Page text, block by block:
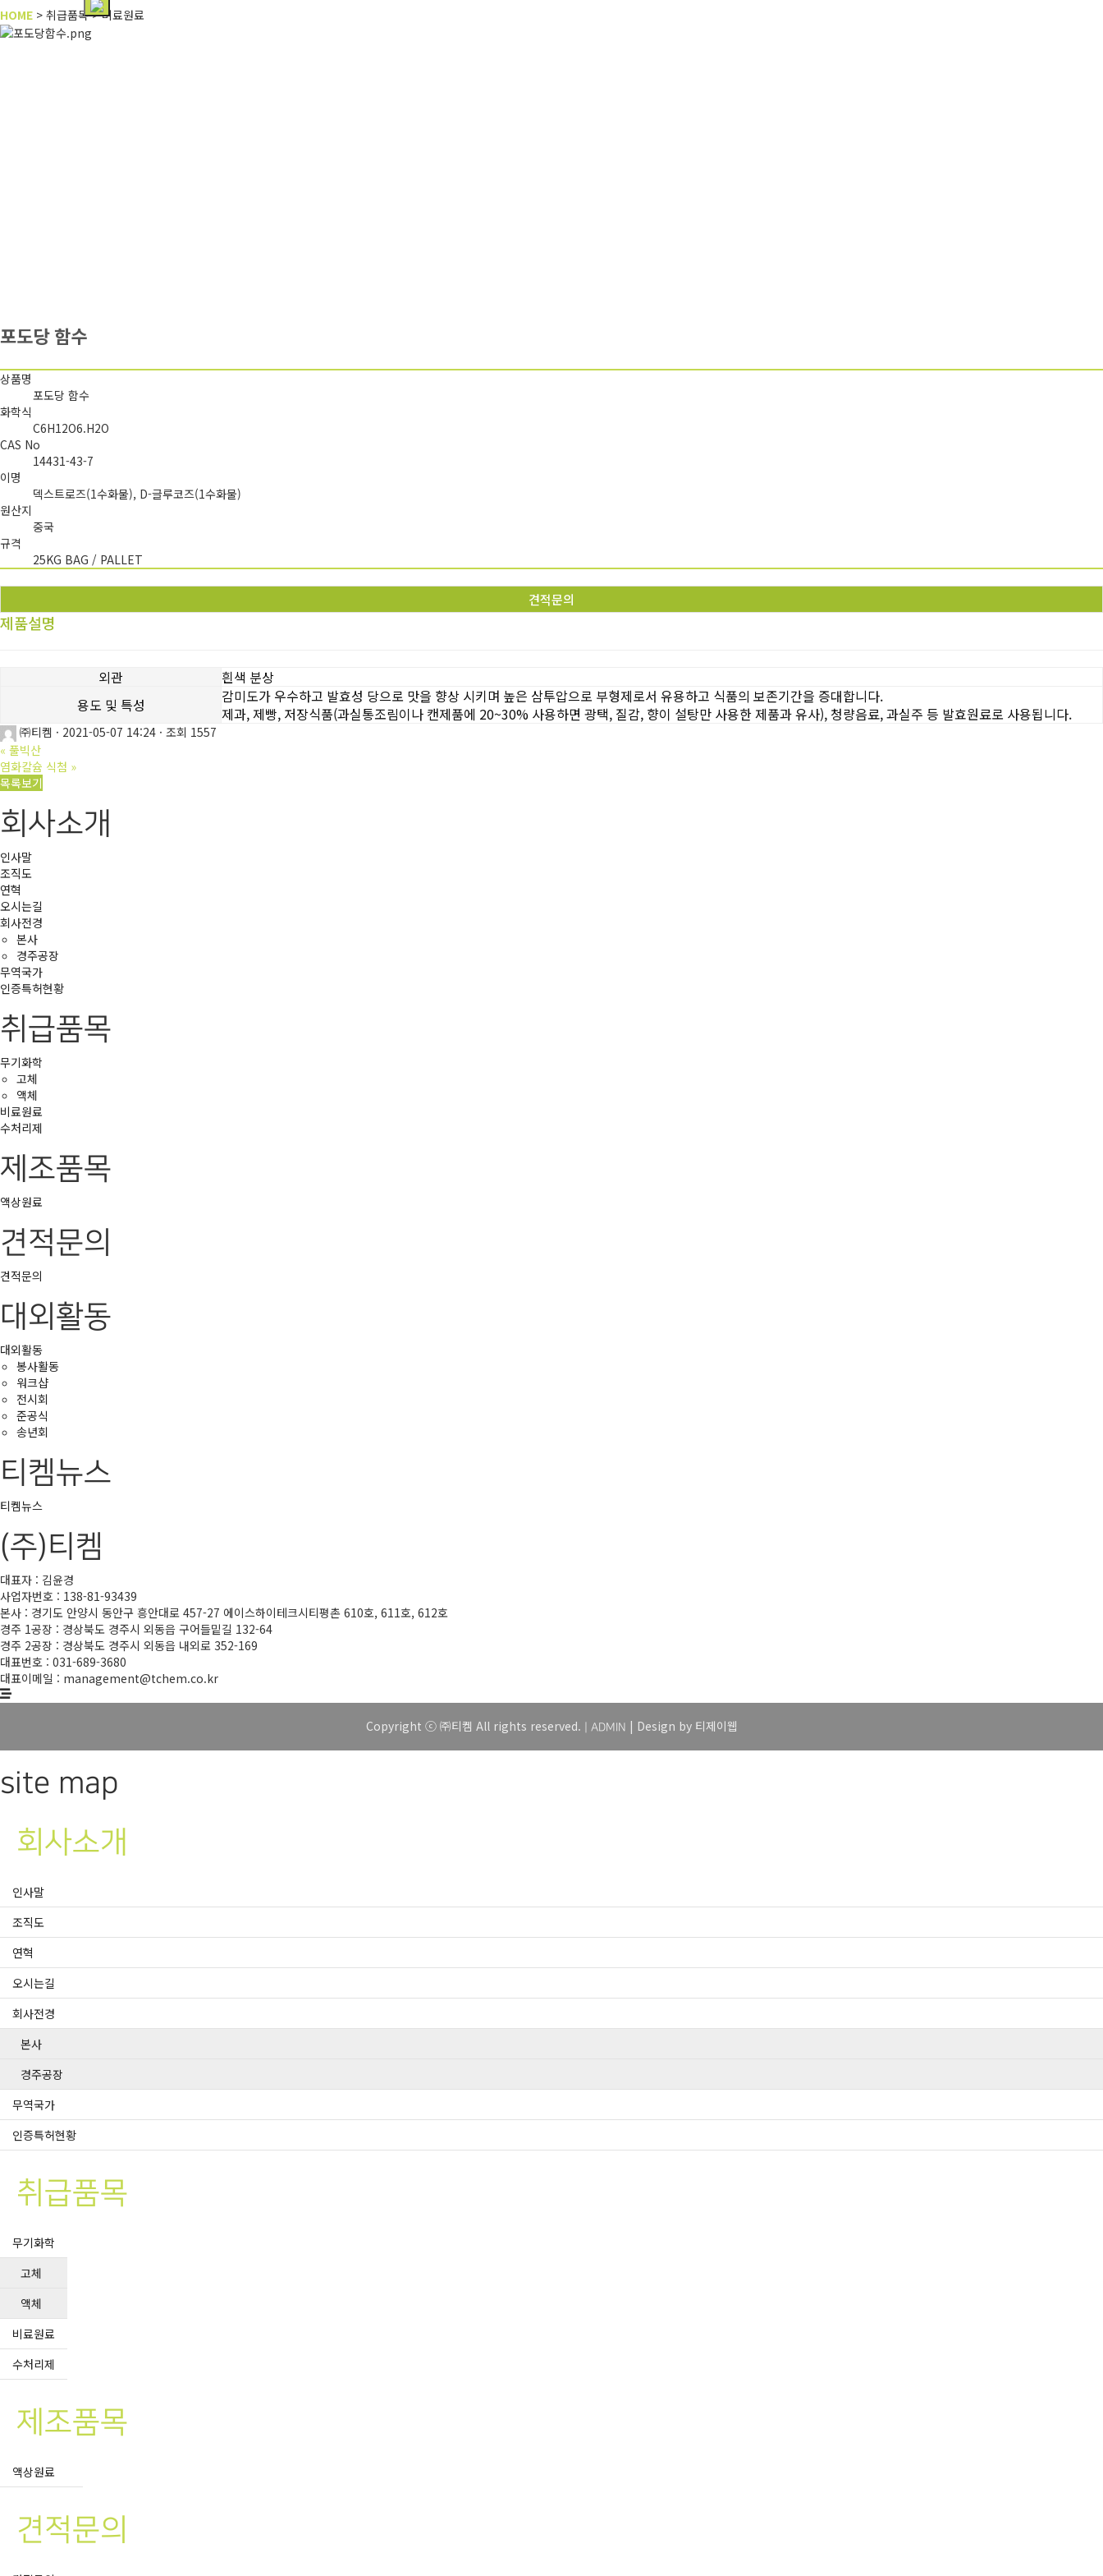
HOME > 취급품목 > 비료원료
포도당 함수
상품명
포도당 함수
화학식
C6H12O6.H2O
CAS No
14431-43-7
이명
덱스트로즈(1수화물), D-글루코즈(1수화물)
원산지
중국
규격
25KG BAG / PALLET
견적문의
제품설명
외관
흰색 분상
용도 및 특성
감미도가 우수하고 발효성 당으로 맛을 향상 시키며 높은 삼투압으로 부형제로서 유용하고 식품의 보존기간을 증대합니다.
제과, 제빵, 저장식품(과실통조림이나 캔제품에 20~30% 사용하면 광택, 질감, 향이 설탕만 사용한 제품과 유사), 청량음료, 과실주 등 발효원료로 사용됩니다.
㈜티켐 · 2021-05-07 14:24 · 조회 1557
« 풀빅산
염화칼슘 식첨 »
목록보기
회사소개
인사말
조직도
연혁
오시는길
회사전경
본사
경주공장
무역국가
인증특허현황
취급품목
무기화학
고체
액체
비료원료
수처리제
제조품목
액상원료
견적문의
견적문의
대외활동
대외활동
봉사활동
워크샵
전시회
준공식
송년회
티켐뉴스
티켐뉴스
(주)티켐
대표자 : 김윤경
사업자번호 : 138-81-93439
본사 : 경기도 안양시 동안구 흥안대로 457-27 에이스하이테크시티평촌 610호, 611호, 612호
경주 1공장 : 경상북도 경주시 외동읍 구어들밑길 132-64
경주 2공장 : 경상북도 경주시 외동읍 내외로 352-169
대표번호 : 031-689-3680
대표이메일 : management@tchem.co.kr
Copyright ⓒ ㈜티켐 All rights reserved. ADMIN | Design by 티제이웹
site map
회사소개
인사말
조직도
연혁
오시는길
회사전경
본사
경주공장
무역국가
인증특허현황
취급품목
무기화학
고체
액체
비료원료
수처리제
제조품목
액상원료
견적문의